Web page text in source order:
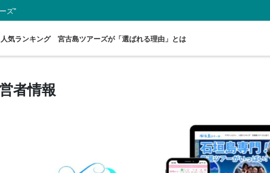
ズ"
人気ランキング 宮古島ツアーズが「選ばれる理由」とは
者情報